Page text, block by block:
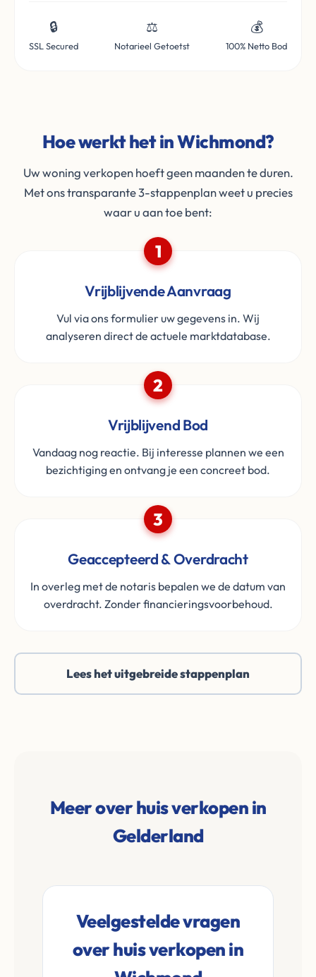
🔒
SSL Secured
⚖️
Notarieel Getoetst
💰
100% Netto Bod
Hoe werkt het in Wichmond?
Uw woning verkopen hoeft geen maanden te duren.
Met ons transparante 3-stappenplan weet u precies
waar u aan toe bent:
1
Vrijblijvende Aanvraag
Vul via ons formulier uw gegevens in. Wij
analyseren direct de actuele marktdatabase.
2
Vrijblijvend Bod
Vandaag nog reactie. Bij interesse plannen we een
bezichtiging en ontvang je een concreet bod.
3
Geaccepteerd & Overdracht
In overleg met de notaris bepalen we de datum van
overdracht. Zonder financieringsvoorbehoud.
Lees het uitgebreide stappenplan
Meer over huis verkopen in
Gelderland
Veelgestelde vragen
over huis verkopen in